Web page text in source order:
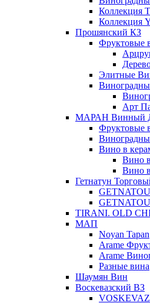
Коллекция
Коллекция
Прошянский КЗ
Фруктовые
Элитные
Арт
МАРАН Винный
Фруктовые
Вино в
Вино
Вино
Гетнатун
TIRANI. OLD
МАП
Noyan Tapan
Arame
Arame
Разные вина
Шаумян Вин
Воскевазский ВЗ
VOSKEVAZ